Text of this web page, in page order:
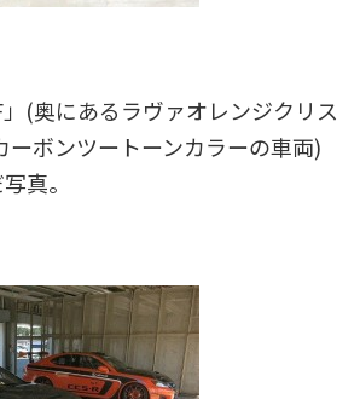
」(奥にあるラヴァオレンジクリス
ーボンツートーンカラーの車両)
真。